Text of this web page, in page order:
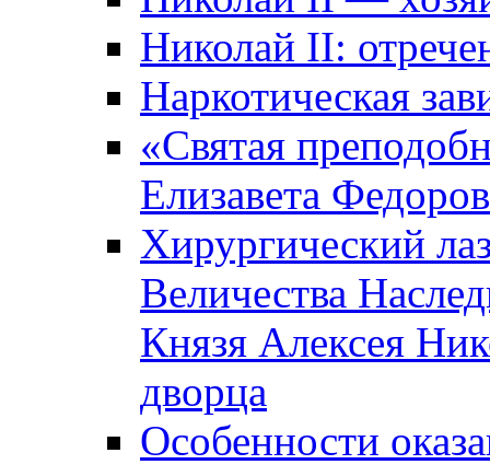
Николай II:
Наркотическая
«Святая
Елизавета
Хирургический
Величества
Князя Алексея
дворца
Особенности